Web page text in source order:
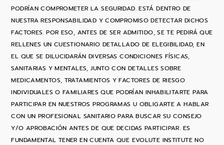
PODRÍAN COMPROMETER LA SEGURIDAD. ESTÁ DENTRO DE
NUESTRA RESPONSABILIDAD Y COMPROMISO DETECTAR DICHOS
FACTORES. POR ESO, ANTES DE SER ADMITIDO, SE TE PEDIRÁ QUE
RELLENES UN CUESTIONARIO DETALLADO DE ELEGIBILIDAD, EN
EL QUE SE DILUCIDARÁN DIVERSAS CONDICIONES FÍSICAS,
SANITARIAS Y MENTALES, JUNTO CON DETALLES SOBRE
MEDICAMENTOS, TRATAMIENTOS Y FACTORES DE RIESGO
INDIVIDUALES O FAMILIARES QUE PODRÍAN INHABILITARTE PARA
PARTICIPAR EN NUESTROS PROGRAMAS U OBLIGARTE A HABLAR
CON UN PROFESIONAL SANITARIO PARA BUSCAR SU CONSEJO
Y/O APROBACIÓN ANTES DE QUE DECIDAS PARTICIPAR. ES
FUNDAMENTAL TENER EN CUENTA QUE EVOLUTE INSTITUTE NO